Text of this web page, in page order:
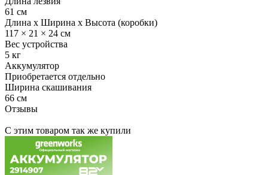
61 см
Длина x Ширина x Высота (коробки)
117 × 21 × 24 см
Вес устройства
5 кг
Аккумулятор
Приобретается отдельно
Ширина скашивания
66 см
Отзывы
С этим товаром так же купили